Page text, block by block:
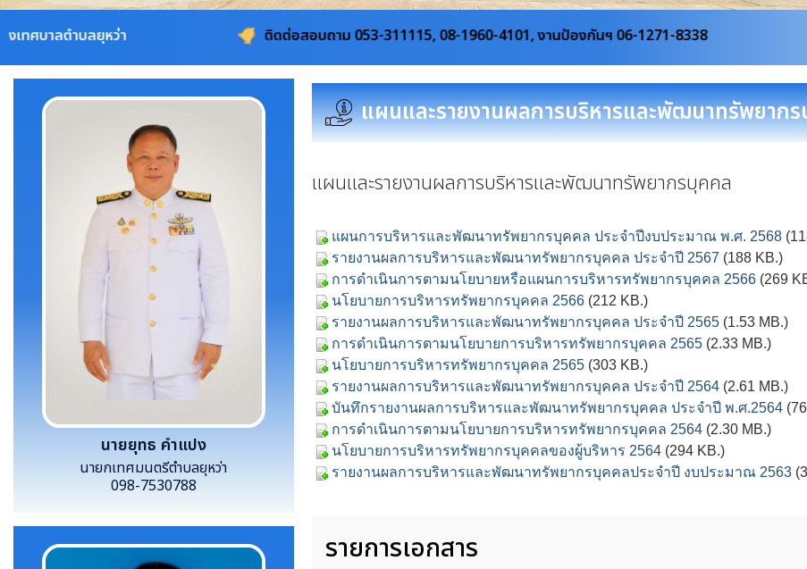
า ติดต่อสอบถาม 053-311115, 08-1960-4101, งานป้องกันฯ 06-1271-8338
นายยุทธ คำแปง
นายกเทศมนตรีตำบลยุหว่า
098-7530788
แผนและรายงานผลการบริหารและพัฒนาทรัพยาก
แผนและรายงานผลการบริหารและพัฒนาทรัพยากรบุคคล
แผนการบริหารและพัฒนาทรัพยากรบุคคล ประจำปีงบประมาณ พ.ศ. 2568
รายงานผลการบริหารและพัฒนาทรัพยากรบุคคล ประจำปี 2567 (188 KB.)
การดำเนินการตามนโยบายหรือแผนการบริหารทรัพยากรบุคคล 2566(269
นโยบายการบริหารทรัพยากรบุคคล 2566(212 KB.)
รายงานผลการบริหารและพัฒนาทรัพยากรบุคคล ประจำปี 2565(1.53 MB.)
การดำเนินการตามนโยบายการบริหารทรัพยากรบุคคล 2565(2.33 MB.)
นโยบายการบริหารทรัพยากรบุคคล 2565(303 KB.)
รายงานผลการบริหารและพัฒนาทรัพยากรบุคคล ประจำปี 2564(2.61 MB.)
บันทึกรายงานผลการบริหารและพัฒนาทรัพยากรบุคคล ประจำปี พ.ศ.2564
การดำเนินการตามนโยบายการบริหารทรัพยากรบุคคล 2564(2.30 MB.)
นโยบายการบริหารทรัพยากรบุคคลของผู้บริหาร 2564(294 KB.)
รายงานผลการบริหารและพัฒนาทรัพยากรบุคคลประจำปี งบประมาณ 2563
รายการเอกสาร